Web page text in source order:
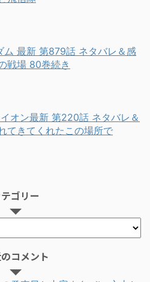
ム 最新 第879話 ネタバレ＆感
戦場 80巻続き
オン最新 第220話 ネタバレ＆
てきてくれたこの場所で
ゴリー
コメント